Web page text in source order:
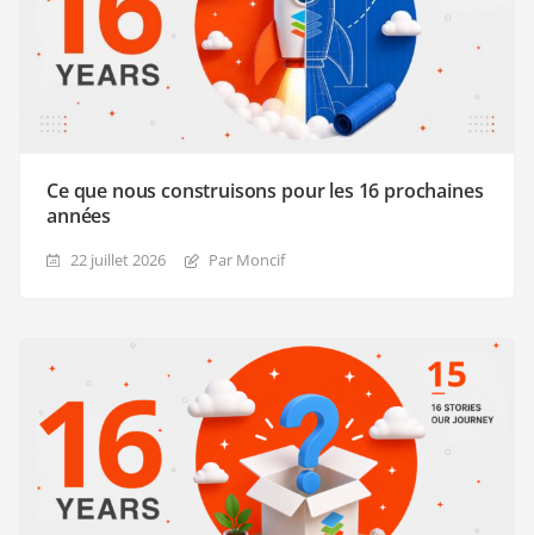
Ce que nous construisons pour les 16 prochaines
années
22 juillet 2026 Par Moncif